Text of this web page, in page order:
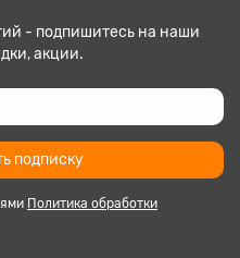
- подпишитесь на наши
акции.
подписку
Политика обработки